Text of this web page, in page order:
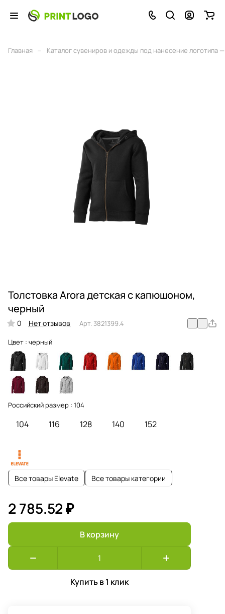
Главная Каталог сувениров и одежды под нанесение логотипа
Толстовка Arora детская с капюшоном,
черный
0 Нет отзывов Арт. 3821399.4
Цвет : черный
Российский размер : 104
104 116 128 140 152
Все товары Elevate Все товары категории
2 785.52 ₽
В корзину
Купить в 1 клик